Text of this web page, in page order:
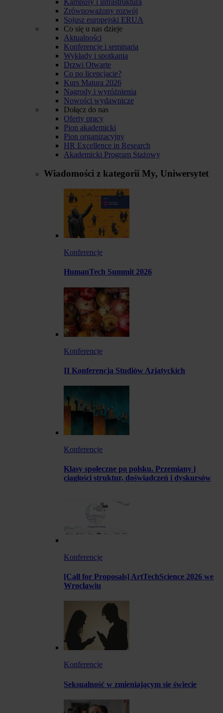
Zrównoważony rozwój
Sojusz europejski ERUA
Co się u nas dzieje
Aktualności
Konferencje i seminaria
Wykłady i spotkania
Drzwi Otwarte
Co po licencjacie?
Kurs Matura 2026
Nagrody i wyróżnienia
Nowości wydawnicze
Dołącz do nas
Oferty pracy
Pion akademicki
Pion organizacyjny
HR Excellence in Research
Akademicki Program Stażowy
Wiadomości z kategorii My, Uniwersytet
Konferencje
HumanTech Summit 2026
Konferencje
II Konferencja Studiów Azjatyckich
Konferencje
Klasy społeczne po polsku. Przemiany i
ciągłości struktur, doświadczeń i dyskursów
Konferencje
[Call for Proposals] ArtTechScience 2026 we
Wrocławiu
Konferencje
Seksualność w zmieniającym się świecie